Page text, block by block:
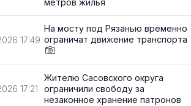
метров жилья
17:49
На мосту под Рязанью временно
ограничат движение транспорта
17:21
Жителю Сасовского округа
ограничили свободу за
незаконное хранение патронов